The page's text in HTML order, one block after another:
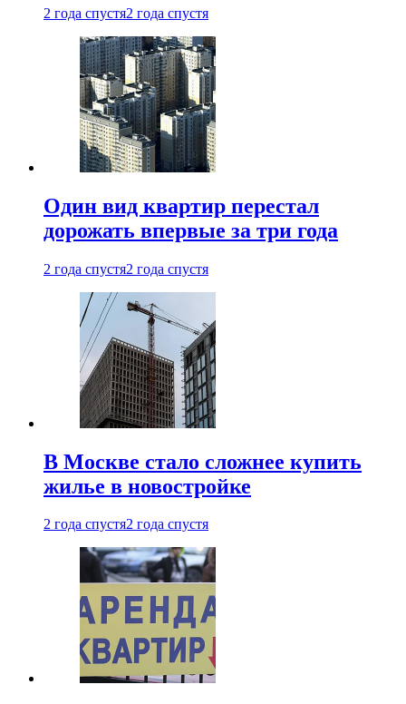
2 года спустя2 года спустя
Один вид квартир перестал
дорожать впервые за три года
2 года спустя2 года спустя
В Москве стало сложнее купить
жилье в новостройке
2 года спустя2 года спустя